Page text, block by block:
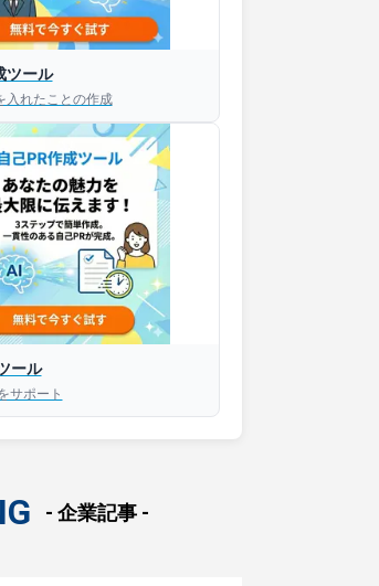
】
添削
ESを
でき
ツール
入れたことの作成
ール
サポート
- 企業記事 -